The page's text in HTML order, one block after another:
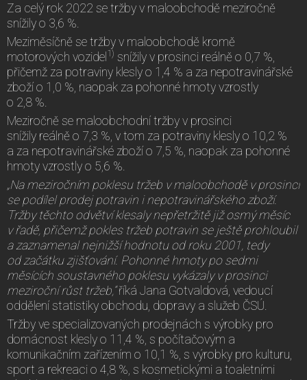
Za celý rok 2022 se tržby v maloobchodě meziročně
snížily o 3,6 %.
Meziměsíčně se tržby v maloobchodě kromě
motorových vozidel 1) snížily v prosinci reálně o 0,7 %,
přičemž za potraviny klesly o 1,4 % a za nepotravinářské
zboží o 1,0 %, naopak za pohonné hmoty vzrostly
o 2,8 %.
Meziročně se maloobchodní tržby v prosinci
snížily reálně o 7,3 %, v tom za potraviny klesly o 10,2 %
a za nepotravinářské zboží o 7,5 %, naopak za pohonné
hmoty vzrostly o 5,6 %.
„Na meziročním poklesu tržeb v maloobchodě v prosinci
se podílel prodej potravin i nepotravinářského zboží.
Tržby těchto odvětví klesaly nepřetržitě již osmý měsíc
v řadě, přičemž pokles tržeb potravin se ještě prohloubil
a zaznamenal nejnižší hodnotu od roku 2001, tedy
od začátku zjišťování. Pohonné hmoty po sedmi
měsících soustavného poklesu vykázaly v prosinci
meziroční růst tržeb,“říká Jana Gotvaldová, vedoucí
oddělení statistiky obchodu, dopravy a služeb ČSÚ.
Tržby ve specializovaných prodejnách s výrobky pro
domácnost klesly o 11,4 %, s počítačovým a
komunikačním zařízením o 10,1 %, s výrobky pro kulturu,
sport a rekreaci o 4,8 %, s kosmetickými a toaletními